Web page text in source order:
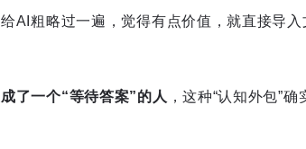
AI粗略过一遍，觉得有点价值，就直接导
了一个“等待答案”的人 ，这种“认知外包”